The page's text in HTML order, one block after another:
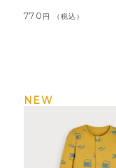
770 税込
NEW